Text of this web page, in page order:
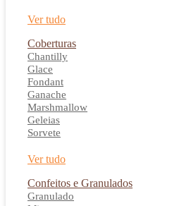
Ver tudo
Coberturas
Chantilly
Glace
Fondant
Ganache
Marshmallow
Geleias
Sorvete
Ver tudo
Confeitos e Granulados
Granulado